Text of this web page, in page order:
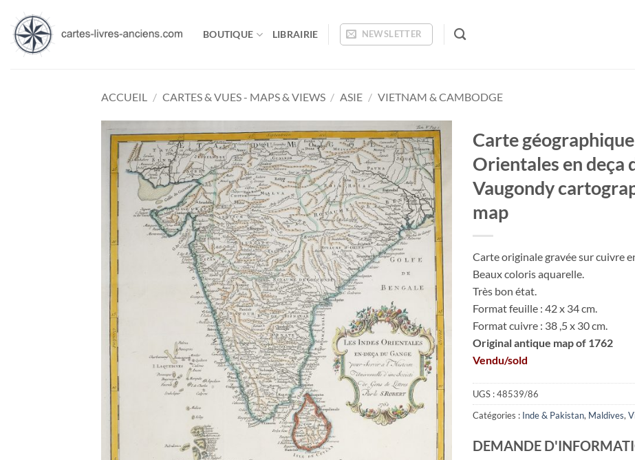
contenu
BOUTIQUE LIBRAIRIE NEWSLETTER
ACCUEIL / CARTES & VUES - MAPS & VIEWS / ASIE / VIETNAM & CAMBODGE
Ajouter
à la
wishlist
Carte
Orientales en deça
Vaugondy
map
Carte originale gravée sur cuivre
Beaux coloris aquarelle.
Très bon état.
Format feuille : 42 x 34 cm.
Format cuivre : 38 ,5 x 30 cm.
Original antique map of 1762
Vendu/sold
UGS :48539/86
Catégories : Inde & Pakistan, Maldives,
DEMANDE